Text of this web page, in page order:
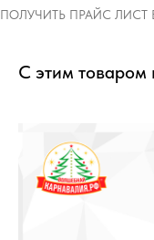
ПОЛУЧИТЬ ПРАЙС
С этим товаром